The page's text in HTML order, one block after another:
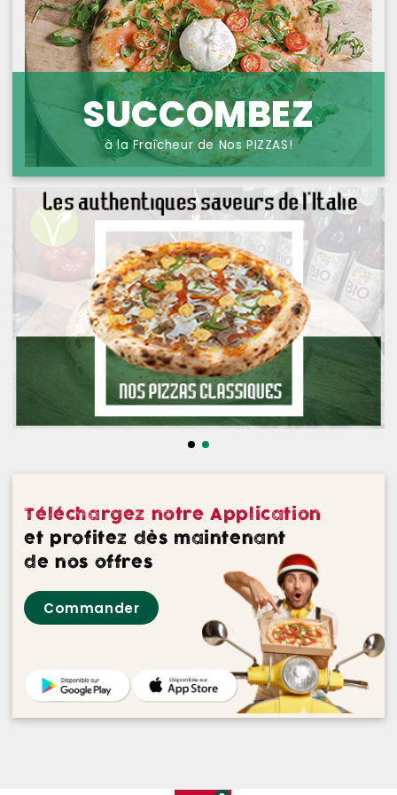
NOS PIZZAS FROMAGES
NOS SAVEURS D AILLEURS
OFFRE PRIMA
OFFRE MEZZO
MENUS BAMBINO
NOS PATES GRATINEES
NOS BURRITOS GRATINES
NOS PANINIS
NOS SALADES
NOS DESSERTS
NOS VINS ROUGES
NOS VINS ROSES
NOS VINS BLANCS
PROTECTION DES
DONNÉES
SUCCOMBEZ
à la Fraîcheur de Nos PIZZAS!
Téléchargez notre Application
et profitez dès maintenant
de nos offres
Commander